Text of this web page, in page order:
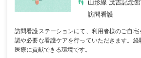
山形線 茂吉記念
訪問看護
訪問看護ステーションにて、利用者様のご自
認や必要な看護ケアを行っていただきます。
医療に貢献できる環境です。